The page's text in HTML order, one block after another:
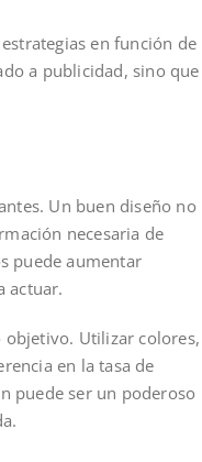
en función de
a publicidad, sino que
Un buen diseño no
necesaria de
puede aumentar
actuar.
objetivo. Utilizar colores,
en la tasa de
puede ser un poderoso